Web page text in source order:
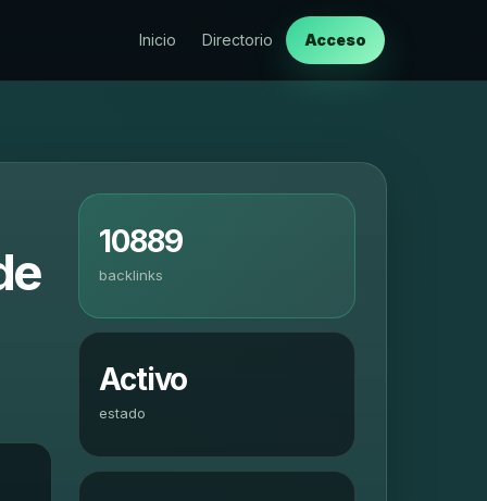
Inicio Directorio Acceso
10889
backlinks
Activo
estado